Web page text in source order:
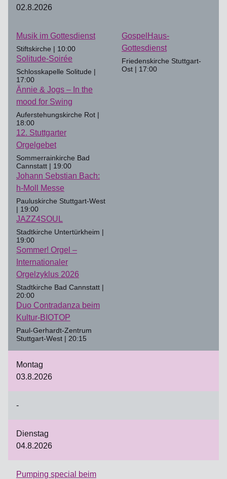
02.8.2026
Musik im Gottesdienst
Stiftskirche | 10:00
Solitude-Soirée
Schlosskapelle Solitude |
17:00
Ännie & Jogs – In the
mood for Swing
Auferstehungskirche Rot |
18:00
12. Stuttgarter
Orgelgebet
Sommerrainkirche Bad
Cannstatt | 19:00
Johann Sebstian Bach:
h-Moll Messe
Pauluskirche Stuttgart-West
| 19:00
JAZZ4SOUL
Stadtkirche Untertürkheim |
19:00
Sommer! Orgel –
Internationaler
Orgelzyklus 2026
Stadtkirche Bad Cannstatt |
20:00
Duo Contradanza beim
Kultur-BIOTOP
Paul-Gerhardt-Zentrum
Stuttgart-West | 20:15
GospelHaus-
Gottesdienst
Friedenskirche Stuttgart-
Ost | 17:00
Montag
03.8.2026
-
Dienstag
04.8.2026
Pumping special beim